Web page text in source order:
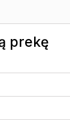
prekę